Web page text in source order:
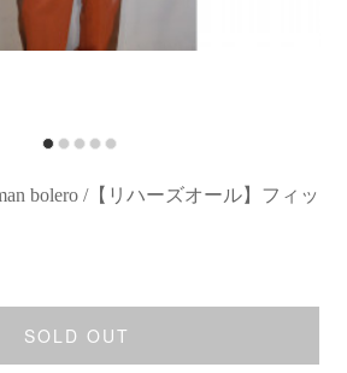
bolero /【リハーズオール】フィッ
SOLD OUT